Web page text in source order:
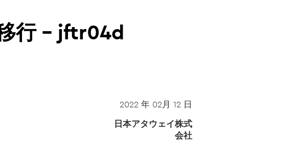
行 – jftr04d
2022 年 02月 12 日
日本アタウェイ株式
会社